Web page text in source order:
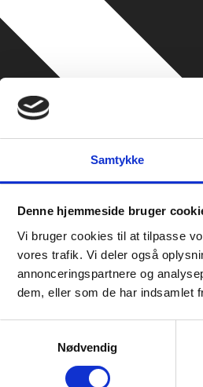
Samtykke
Denne hjemmeside bruger
Vi bruger cookies til at tilpasse
vores trafik. Vi deler også
annonceringspartnere og
dem, eller som de har indsamlet
Nødvendig